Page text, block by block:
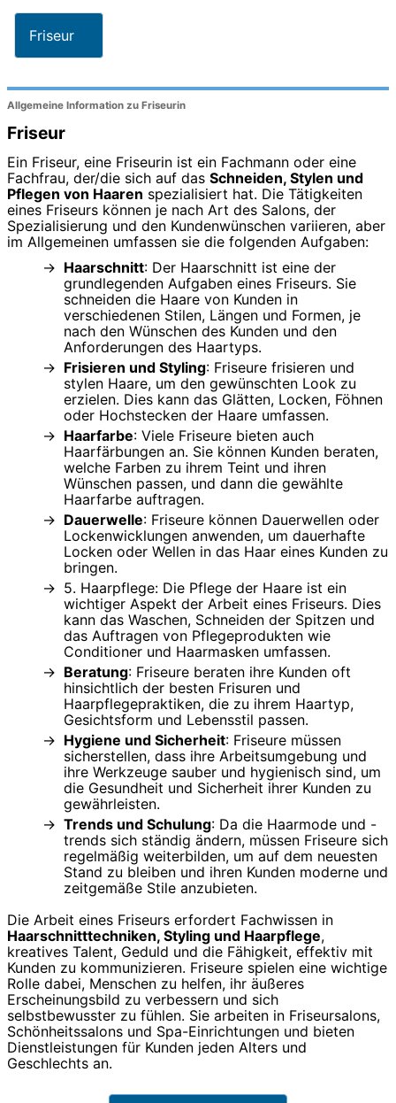
Friseur
Allgemeine Information zu Friseurin
Friseur
Ein Friseur, eine Friseurin ist ein Fachmann oder eine
Fachfrau, der/die sich auf das Schneiden, Stylen und
Pflegen von Haaren spezialisiert hat. Die Tätigkeiten
eines Friseurs können je nach Art des Salons, der
Spezialisierung und den Kundenwünschen variieren, aber
im Allgemeinen umfassen sie die folgenden Aufgaben:
Haarschnitt: Der Haarschnitt ist eine der
grundlegenden Aufgaben eines Friseurs. Sie
schneiden die Haare von Kunden in
verschiedenen Stilen, Längen und Formen, je
nach den Wünschen des Kunden und den
Anforderungen des Haartyps.
Frisieren und Styling: Friseure frisieren und
stylen Haare, um den gewünschten Look zu
erzielen. Dies kann das Glätten, Locken, Föhnen
oder Hochstecken der Haare umfassen.
Haarfarbe: Viele Friseure bieten auch
Haarfärbungen an. Sie können Kunden beraten,
welche Farben zu ihrem Teint und ihren
Wünschen passen, und dann die gewählte
Haarfarbe auftragen.
Dauerwelle: Friseure können Dauerwellen oder
Lockenwicklungen anwenden, um dauerhafte
Locken oder Wellen in das Haar eines Kunden zu
bringen.
5. Haarpflege: Die Pflege der Haare ist ein
wichtiger Aspekt der Arbeit eines Friseurs. Dies
kann das Waschen, Schneiden der Spitzen und
das Auftragen von Pflegeprodukten wie
Conditioner und Haarmasken umfassen.
Beratung: Friseure beraten ihre Kunden oft
hinsichtlich der besten Frisuren und
Haarpflegepraktiken, die zu ihrem Haartyp,
Gesichtsform und Lebensstil passen.
Hygiene und Sicherheit: Friseure müssen
sicherstellen, dass ihre Arbeitsumgebung und
ihre Werkzeuge sauber und hygienisch sind, um
die Gesundheit und Sicherheit ihrer Kunden zu
gewährleisten.
Trends und Schulung: Da die Haarmode und -
trends sich ständig ändern, müssen Friseure sich
regelmäßig weiterbilden, um auf dem neuesten
Stand zu bleiben und ihren Kunden moderne und
zeitgemäße Stile anzubieten.
Die Arbeit eines Friseurs erfordert Fachwissen in
Haarschnitttechniken, Styling und Haarpflege,
kreatives Talent, Geduld und die Fähigkeit, effektiv mit
Kunden zu kommunizieren. Friseure spielen eine wichtige
Rolle dabei, Menschen zu helfen, ihr äußeres
Erscheinungsbild zu verbessern und sich
selbstbewusster zu fühlen. Sie arbeiten in Friseursalons,
Schönheitssalons und Spa-Einrichtungen und bieten
Dienstleistungen für Kunden jeden Alters und
Geschlechts an.